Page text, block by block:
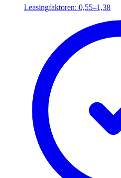
Leasingfaktoren: 0,55–1,38